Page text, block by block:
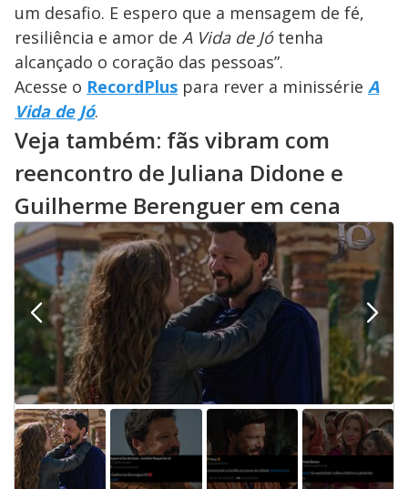
um desafio. E espero que a mensagem de fé,
resiliência e amor de A Vida de Jótenha
alcançado o coração das pessoas”.
Acesse o RecordPlus para rever a minissérie A
Vida de Jó.
Veja também: fãs vibram com
reencontro de Juliana Didone e
Guilherme Berenguer em cena